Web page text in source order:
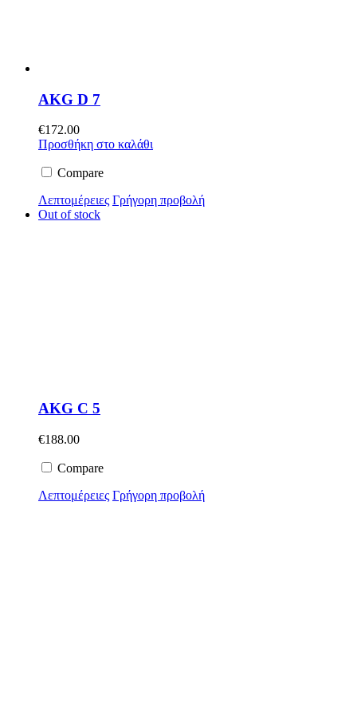
AKG D 7
€172.00
Προσθήκη στο καλάθι
Compare
Λεπτομέρειες Γρήγορη προβολή
Out of stock
AKG C 5
€188.00
Compare
Λεπτομέρειες Γρήγορη προβολή